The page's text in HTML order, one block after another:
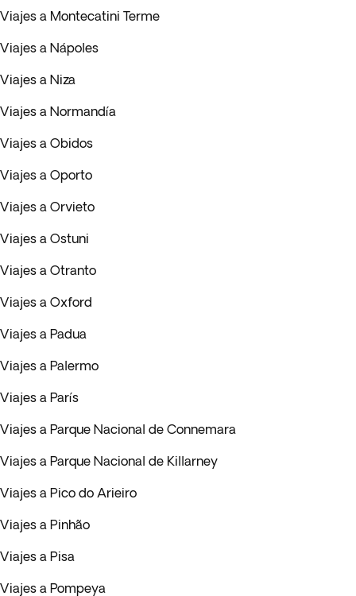
Viajes a Montecatini Terme
Viajes a Nápoles
Viajes a Niza
Viajes a Normandía
Viajes a Obidos
Viajes a Oporto
Viajes a Orvieto
Viajes a Ostuni
Viajes a Otranto
Viajes a Oxford
Viajes a Padua
Viajes a Palermo
Viajes a París
Viajes a Parque Nacional de Connemara
Viajes a Parque Nacional de Killarney
Viajes a Pico do Arieiro
Viajes a Pinhão
Viajes a Pisa
Viajes a Pompeya